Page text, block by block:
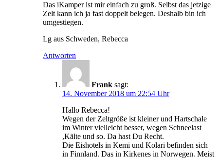
Das iKamper ist mir einfach zu groß. Selbst das jetzige
Zelt kann ich ja fast doppelt belegen. Deshalb bin ich
umgestiegen.
Lg aus Schweden, Rebecca
Antworten
Frank sagt:
14. November 2018 um 22:54 Uhr
Hallo Rebecca!
Wegen der Zeltgröße ist kleiner und Hartschale
im Winter vielleicht besser, wegen Schneelast
,Kälte und so. Da hast Du Recht.
Die Eishotels in Kemi und Kolari befinden sich
in Finnland. Das in Kirkenes in Norwegen. Meist